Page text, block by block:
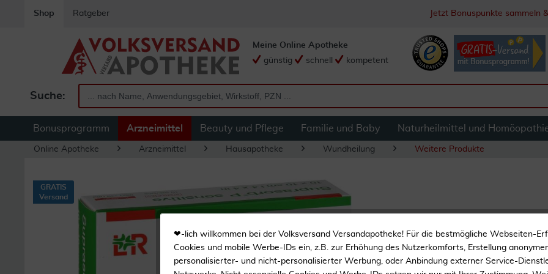
Shop Ratgeber Jetzt Bonuspunkte sammeln
Suche:
Meine Online Apotheke
günstig
schnell kompetent
Bonusprogramm Arzneimittel Beauty und Pflege Familie und Baby Naturheilmittel und
Online Apotheke Arzneimittel Hausapotheke Wundheilung Weitere Produkte
Suprasorb P
10 Stk
GRATIS
Versand
❤-lich willkommen bei der Volksversand Versandapotheke! Für die bestmögliche Webseiten-
Cookies und mobile Werbe-IDs ein, z.B. zur Erhöhung des Nutzerkomforts, Erstellung
personalisierter- und nicht-personalisierter Werbung, oder Anbindung externer Service-